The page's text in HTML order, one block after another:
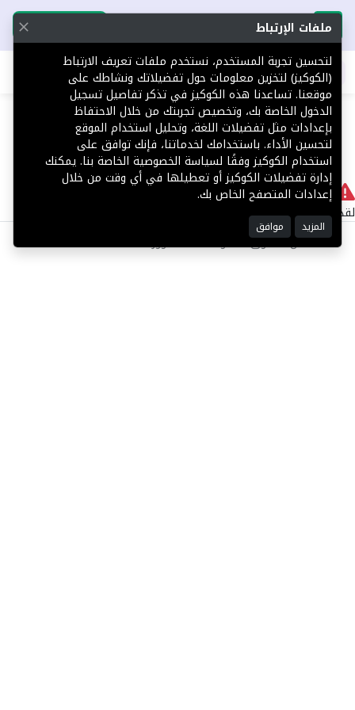
تحميل التطبيق تحميل التطبيق
اطلب عقارك
404 لا يوجد
لقد حدث خطأ داخلي أثناء معالجة طلبك.
©2025 كل الحقوق محفوظة منصة توور
ملفات الإرتباط
لتحسين تجربة المستخدم، نستخدم ملفات تعريف الارتباط
(الكوكيز) لتخزين معلومات حول تفضيلاتك ونشاطك على
موقعنا. تساعدنا هذه الكوكيز في تذكر تفاصيل تسجيل
الدخول الخاصة بك، وتخصيص تجربتك من خلال الاحتفاظ
بإعدادات مثل تفضيلات اللغة، وتحليل استخدام الموقع
لتحسين الأداء. باستخدامك لخدماتنا، فإنك توافق على
استخدام الكوكيز وفقًا لسياسة الخصوصية الخاصة بنا. يمكنك
إدارة تفضيلات الكوكيز أو تعطيلها في أي وقت من خلال
إعدادات المتصفح الخاص بك.
المزيد موافق